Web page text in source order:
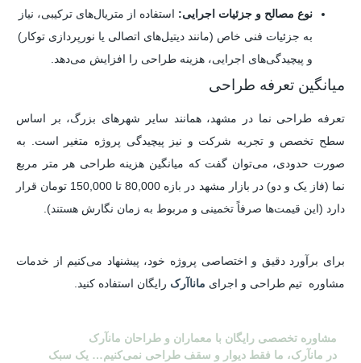
نوع مصالح و جزئیات اجرایی: استفاده از متریال‌های ترکیبی، نیاز
به جزئیات فنی خاص (مانند دیتیل‌های اتصالی یا نورپردازی توکار)
و پیچیدگی‌های اجرایی، هزینه طراحی را افزایش می‌دهد.
میانگین تعرفه طراحی
تعرفه طراحی نما در مشهد، همانند سایر شهرهای بزرگ، بر اساس
سطح تخصص و تجربه شرکت و نیز پیچیدگی پروژه متغیر است. به
صورت حدودی، می‌توان گفت که میانگین هزینه طراحی هر متر مربع
نما (فاز یک و دو) در بازار مشهد در بازه 80,000 تا 150,000 تومان قرار
دارد (این قیمت‌ها صرفاً تخمینی و مربوط به زمان نگارش هستند).
برای برآورد دقیق و اختصاصی پروژه خود، پیشنهاد می‌کنیم از خدمات
مشاوره تیم طراحی و اجرای ماناآرک رایگان استفاده کنید.
مشاوره تخصصی رایگان با معماران و طراحان مانآرک
در مانآرک، ما فقط دیوار و سقف طراحی نمی‌کنیم… یک سبک